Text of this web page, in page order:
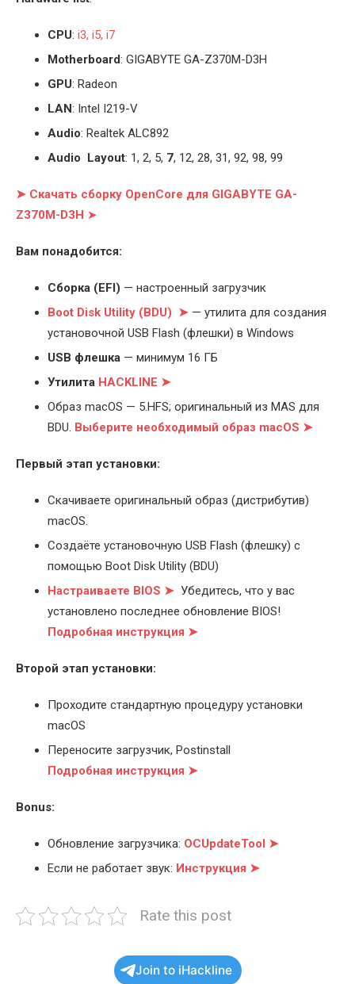
CPU: i3, i5, i7
Motherboard: GIGABYTE GA-Z370M-D3H
GPU: Radeon
LAN: Intel I219-V
Audio: Realtek ALC892
Audio Layout: 1, 2, 5, 7, 12, 28, 31, 92, 98, 99
➤ Скачать сборку OpenCore для GIGABYTE GA-
Z370M-D3H ➤
Вам понадобится:
Cборка (EFI) — настроенный загрузчик
Boot Disk Utility (BDU) ➤ — утилита для создания
установочной USB Flash (флешки) в Windows
USB флешка — минимум 16 ГБ
Утилита HACKLINE ➤
Образ macOS — 5.HFS; оригинальный из MAS для
BDU. Выберите необходимый образ macOS ➤
Первый этап установки:
Скачиваете оригинальный образ (дистрибутив)
macOS.
Создаёте установочную USB Flash (флешку) с
помощью Boot Disk Utility (BDU)
Настраиваете BIOS ➤ Убедитесь, что у вас
установлено последнее обновление BIOS!
Подробная инструкция ➤
Второй этап установки:
Проходите стандартную процедуру установки
macOS
Переносите загрузчик, Postinstall
Подробная инструкция ➤
Bonus:
Обновление загрузчика: OCUpdateTool ➤
Если не работает звук: Инструкция ➤
Rate this post
Join to iHackline